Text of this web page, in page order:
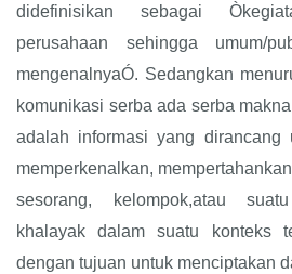
didefinisikan sebagai
perusahaan sehingga umum/
mengenalnyaÓ. Sedangkan
komunikasi serba ada serba
adalah informasi yang dirancang
memperkenalkan,
sesorang, kelompok,atau
khalayak dalam suatu konteks
dengan tujuan untuk menciptakan